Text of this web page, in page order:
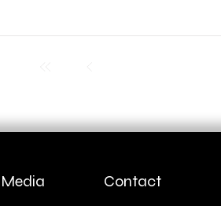
Media Contact